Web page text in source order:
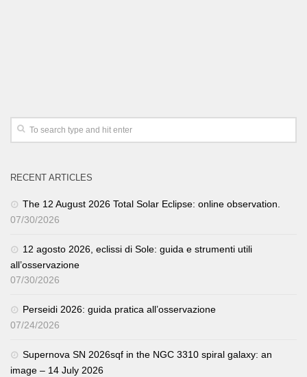
RECENT ARTICLES
The 12 August 2026 Total Solar Eclipse: online observation.
07/30/2026
12 agosto 2026, eclissi di Sole: guida e strumenti utili
all’osservazione
07/30/2026
Perseidi 2026: guida pratica all’osservazione
07/24/2026
Supernova SN 2026sqf in the NGC 3310 spiral galaxy: an
image – 14 July 2026